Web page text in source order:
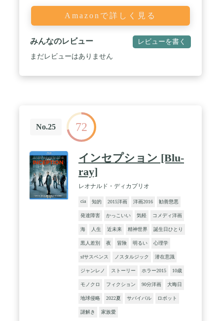
Amazonで詳しく見る
みんなのレビュー レビューを書く
まだレビューはありません
No.25 72
インセプション [Blu-
ray]
レオナルド・ディカプリオ
cia 知的 2015洋画 洋画2016 勧善懲悪
発達障害 かっこいい 気軽 コメディ洋画
海 人生 近未来 精神世界 誕生日ひとり
黒人差別 夜 冒険 明るい 心理学
sfサスペンス ノスタルジック 潜在意識
ジャンレノ ストーリー ホラー2015 10歳
モノクロ フィクション 90分洋画 大晦日
地球侵略 2022夏 サバイバル ロボット
謎解き 家族愛